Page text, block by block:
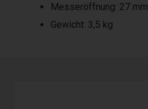
Messeröffnung: 27 mm
Gewicht: 3,5 kg